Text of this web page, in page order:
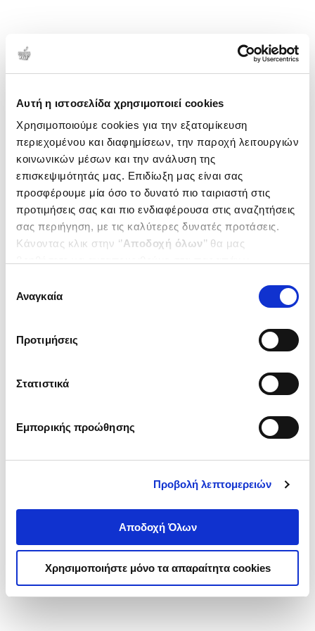
Αυτή η ιστοσελίδα χρησιμοποιεί cookies
Χρησιμοποιούμε cookies για την εξατομίκευση
περιεχομένου και διαφημίσεων, την παροχή λειτουργιών
κοινωνικών μέσων και την ανάλυση της
επισκεψιμότητάς μας. Επιδίωξη μας είναι σας
προσφέρουμε μία όσο το δυνατό πιο ταιριαστή στις
προτιμήσεις σας και πιο ενδιαφέρουσα στις αναζητήσεις
σας περιήγηση, με τις καλύτερες δυνατές προτάσεις.
Κάνοντας κλικ στην ‘’Αποδοχή όλων’’ θα μας
ενδιαφέρουν και να επιλέξετε από τα παρακάτω με την
΄΄και να ενημερωθείτε σχετικά με
συγκατάθεσης
Αναγκαία
Προτιμήσεις
Στατιστικά
Εμπορικής προώθησης
Προβολή λεπτομερειών
Αποδοχή Όλων
Χρησιμοποιήστε μόνο τα απαραίτητα cookies